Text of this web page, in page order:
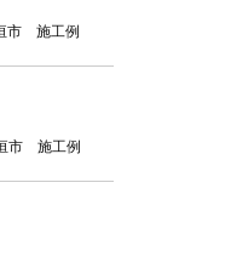
市 施工例
市 施工例